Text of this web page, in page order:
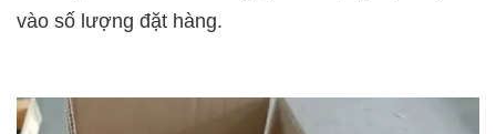
vào số lượng đặt hàng.